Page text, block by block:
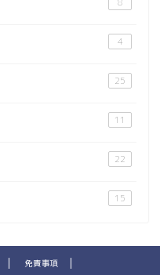
8
4
25
11
22
15
免責事項